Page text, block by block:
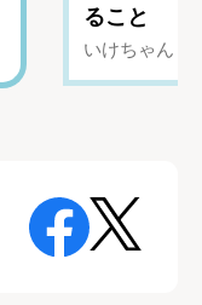
ること
いけちゃん（